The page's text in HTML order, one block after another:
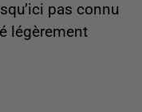
pas connu
légèrement